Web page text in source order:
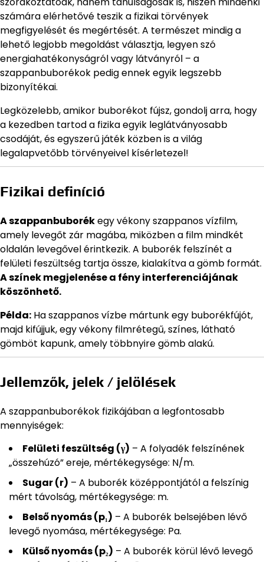
számára elérhetővé teszik a fizikai törvények
megfigyelését és megértését. A természet mindig a
lehető legjobb megoldást választja, legyen szó
energiahatékonyságról vagy látványról – a
szappanbuborékok pedig ennek egyik legszebb
bizonyítékai.
Legközelebb, amikor buborékot fújsz, gondolj arra, hogy
a kezedben tartod a fizika egyik leglátványosabb
csodáját, és egyszerű játék közben is a világ
legalapvetőbb törvényeivel kísérletezel!
Fizikai definíció
A szappanbuborékegy vékony szappanos vízfilm,
amely levegőt zár magába, miközben a film mindkét
oldalán levegővel érintkezik. A buborék felszínét a
felületi feszültség tartja össze, kialakítva a gömb formát.
A színek megjelenése a fény interferenciájának
köszönhető.
Példa: Ha szappanos vízbe mártunk egy buborékfújót,
majd kifújjuk, egy vékony filmrétegű, színes, látható
gömböt kapunk, amely többnyire gömb alakú.
Jellemzők, jelek / jelölések
A szappanbuborékok fizikájában a legfontosabb
mennyiségek:
Felületi feszültség (γ) – A folyadék felszínének
„összehúzó” ereje, mértékegysége: N/m.
Sugar (r) – A buborék középpontjától a felszínig
mért távolság, mértékegysége: m.
Belső nyomás (p₁) – A buborék belsejében lévő
levegő nyomása, mértékegysége: Pa.
Külső nyomás (p₂) – A buborék körül lévő levegő